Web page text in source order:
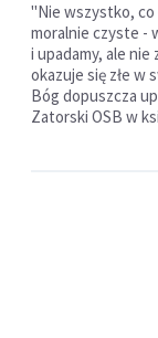
"Nie wszystko, co
moralnie czyste -
i upadamy, ale nie
okazuje się złe w
Bóg dopuszcza
Zatorski OSB w